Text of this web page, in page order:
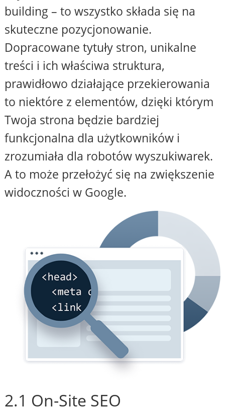
building – to wszystko składa się na
skuteczne pozycjonowanie.
Dopracowane tytuły stron, unikalne
treści i ich właściwa struktura,
prawidłowo działające przekierowania
to niektóre z elementów, dzięki którym
Twoja strona będzie bardziej
funkcjonalna dla użytkowników i
zrozumiała dla robotów wyszukiwarek.
A to może przełożyć się na zwiększenie
widoczności w Google.
2.1 On-Site SEO